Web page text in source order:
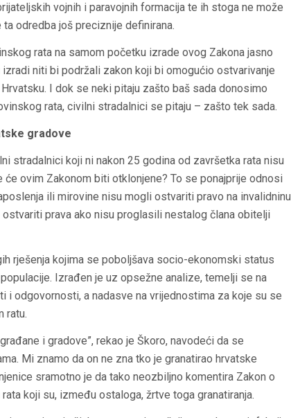
vojnih i paravojnih formacija te ih stoga ne može
odredba još preciznije definirana.
rata na samom početku izrade ovog Zakona jasno
niti bi podržali zakon koji bi omogućio ostvarivanje
I dok se neki pitaju zašto baš sada donosimo
rata, civilni stradalnici se pitaju – zašto tek sada.
gradove
stradalnici koji ni nakon 25 godina od završetka rata nisu
ovim Zakonom biti otklonjene? To se ponajprije odnosi
ili mirovine nisu mogli ostvariti pravo na invalidninu
prava ako nisu proglasili nestalog člana obitelji
rješenja kojima se poboljšava socio-ekonomski status
Izrađen je uz opsežne analize, temelji se na
i odgovornosti, a nadasve na vrijednostima za koje su se
ratu.
i gradove”, rekao je Škoro, navodeći da se
Mi znamo da on ne zna tko je granatirao hrvatske
sramotno je da tako neozbiljno komentira Zakon o
koji su, između ostaloga, žrtve toga granatiranja.